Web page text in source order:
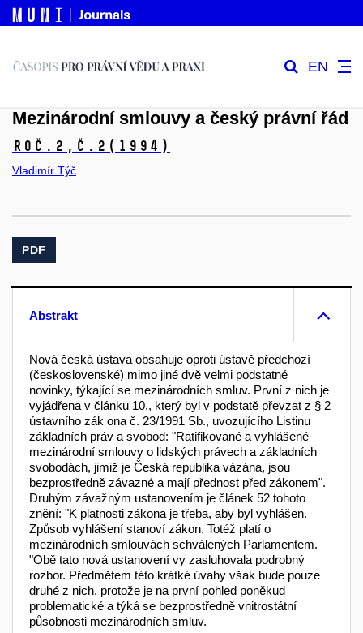
EN
Mezinárodní smlouvy a český právní řád
Roč.2, č.2 (1994)
Vladimír Týč
PDF
Abstrakt
Nová česká ústava obsahuje oproti ústavě předchozí
(československé) mimo jiné dvě velmi podstatné
novinky, týkající se mezinárodních smluv. První z nich je
vyjádřena v článku 10,, který byl v podstatě převzat z § 2
ústavního zák ona č. 23/1991 Sb., uvozujícího Listinu
základních práv a svobod: "Ratifikované a vyhlášené
mezinárodní smlouvy o lidských právech a základních
svobodách, jimiž je Česká republika vázána, jsou
bezprostředně závazné a mají přednost před zákonem".
Druhým závažným ustanovením je článek 52 tohoto
znění: "K platnosti zákona je třeba, aby byl vyhlášen.
Způsob vyhlášení stanoví zákon. Totéž platí o
mezinárodních smlouvách schválených Parlamentem.
"Obě tato nová ustanovení vy zasluhovala podrobný
rozbor. Předmětem této krátké úvahy však bude pouze
druhé z nich, protože je na první pohled poněkud
problematické a týká se bezprostředně vnitrostátní
působnosti mezinárodních smluv.